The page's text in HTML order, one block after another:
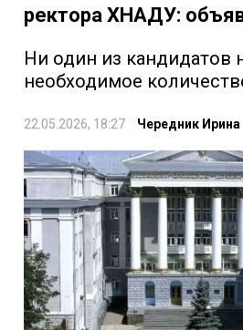
ректора ХНАДУ:
Ни один из кандидатов
необходимое
22.05.2026, 18:27 Чередник Ирина